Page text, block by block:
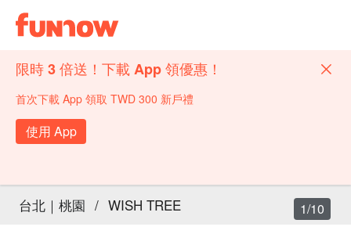
限時 3 倍送！下載 App 領優惠！
首次下載 App 領取 TWD 300 新戶禮
使用 App
台北｜桃園 / WISH TREE 1/10